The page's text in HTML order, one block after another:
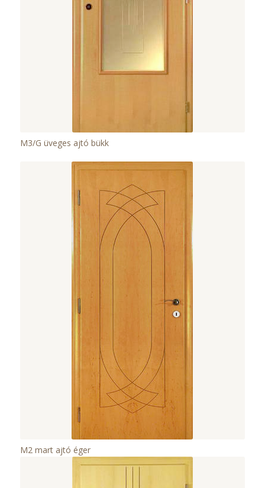
M3/G üveges ajtó bükk
M2 mart ajtó éger